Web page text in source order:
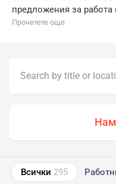
предложения за работа
Прочетете още
Всички 295